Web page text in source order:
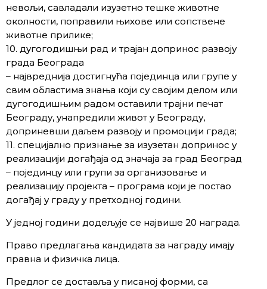
невољи, савладали изузетно тешке животне
околности, поправили њихове или сопствене
животне прилике;
10. дугогодишњи рад и трајан допринос развоју
града Београда
– највреднија достигнућа појединца или групе у
свим областима знања који су својим делом или
дугогодишњим радом оставили трајни печат
Београду, унапредили живот у Београду,
доприневши даљем развоју и промоцији града;
11. специјално признање за изузетан допринос у
реализацији догађаја од значаја за град Београд
– појединцу или групи за организовање и
реализацију пројекта – програма који је постао
догађај у граду у претходној години.
У једној години додељује се највише 20 награда.
Право предлагања кандидата за награду имају
правна и физичка лица.
Предлог се доставља у писаној форми, са